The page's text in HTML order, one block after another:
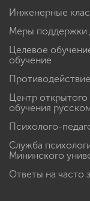
Инженерные
Меры поддержки
Целевое
обучение
Центр открытого
обучения
Психолого-
Служба
Мининского
Ответы на часто